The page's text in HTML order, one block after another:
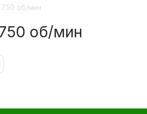
об/мин
об/мин